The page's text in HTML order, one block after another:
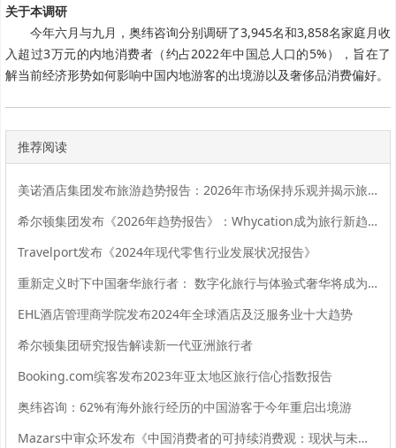
关于本调研
今年六月与九月，奥纬咨询分别调研了3,945名和3,858名家庭月收
入超过3万元的内地消费者（约占2022年中国总人口的5%），旨在了
解当前经济形势如何影响中国内地游客的出境游以及奢侈品消费偏好。
推荐阅读
美诺酒店集团发布旅游趋势报告：2026年市场保持乐观并揭示旅行者渴望联结
希尔顿集团发布《2026年趋势报告》：Whycation成为旅行新趋势
Travelport发布《2024年现代零售行业发展状况报告》
重新定义时下中国奢华旅行者： 数字化旅行与体验式奢华将成为影响2024年旅行选择的关键词
EHL酒店管理商学院发布2024年全球酒店及泛服务业十大趋势
希尔顿集团研究报告解读新一代亚洲旅行者
Booking.com缤客发布2023年亚太地区旅行信心指数报告
奥纬咨询：62%有海外旅行经历的中国游客于今年重启出境游
Mazars中审众环发布《中国消费者的可持续消费观：现状与未来》调研报告